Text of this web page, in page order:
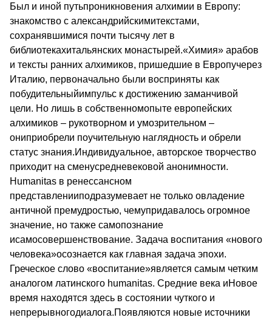
Был и иной путьпроникновения алхимии в Европу:
знакомство с александрийскимитекстами,
сохранявшимися почти тысячу лет в
библиотекахитальянских монастырей.«Химия» арабов
и тексты ранних алхимиков, пришедшие в Европучерез
Италию, первоначально были восприняты как
побудительныйимпульс к достижению заманчивой
цели. Но лишь в собственномопыте европейских
алхимиков – рукотворном и умозрительном –
ониприобрели поучительную наглядность и обрели
статус знания.Индивидуальное, авторское творчество
приходит на сменусредневековой анонимности.
Humanitas в ренессансном
представленииподразумевает не только овладение
античной премудростью, чемупридавалось огромное
значение, но также самопознание
исамосовершенствование. Задача воспитания «нового
человека»осознается как главная задача эпохи.
Греческое слово «воспитание»является самым четким
аналогом латинского humanitas. Средние века иНовое
время находятся здесь в состоянии чуткого и
непрерывногодиалога.Появляются новые источники